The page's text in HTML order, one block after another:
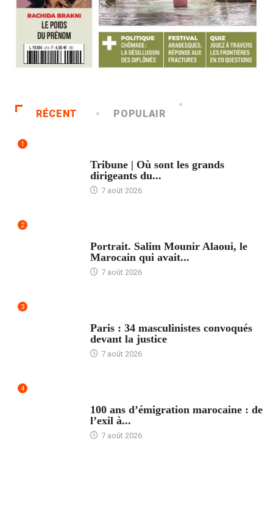
RÉCENT POPULAIR
1
Tribune | Où sont les grands
dirigeants du...
7 août 2026
2
Portrait. Salim Mounir Alaoui, le
Marocain qui avait...
7 août 2026
3
Paris : 34 masculinistes convoqués
devant la justice
7 août 2026
4
100 ans d’émigration marocaine : de
l’exil à...
7 août 2026